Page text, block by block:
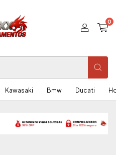
0
Kawasaki Bmw Ducati